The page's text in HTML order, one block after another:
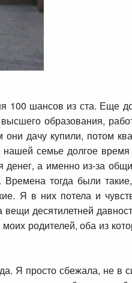
шансов из ста. Еще
образования,
дачу купили, потом
семье долгое
а именно из-за
Времена тогда были
Я в них потела и
десятилетней
родителей, оба из
Я просто сбежала, не в